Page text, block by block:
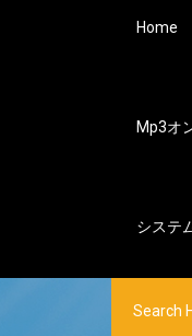
Home
Mp3オ
システ